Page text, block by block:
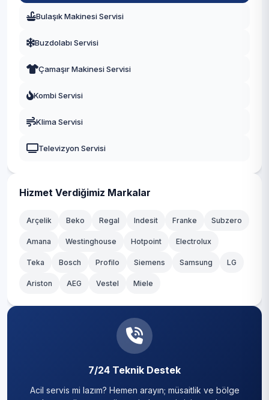
Esenler
Kağıthane
Kartal
Küçükçekmece
Bulaşık Makinesi Servisi
Buzdolabı Servisi
Çamaşır Makinesi Servisi
Kombi Servisi
Klima Servisi
Televizyon Servisi
Hizmet Verdiğimiz Markalar
Arçelik Beko Regal Indesit Franke Subzero
Amana Westinghouse Hotpoint Electrolux
Teka Bosch Profilo Siemens Samsung LG
Ariston AEG Vestel Miele
7/24 Teknik Destek
Acil servis mi lazım? Hemen arayın; müsaitlik ve bölge